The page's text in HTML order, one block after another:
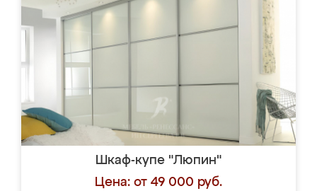
Шкаф-купе "Люпин"
Цена: от 49 000 руб.